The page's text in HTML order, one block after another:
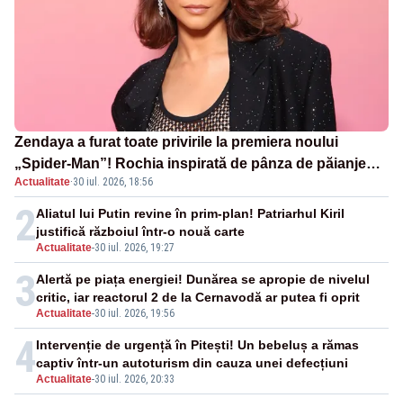
Zendaya a furat toate privirile la premiera noului
„Spider-Man”! Rochia inspirată de pânza de păianjen a
făcut senzație
Actualitate·30 iul. 2026, 18:56
2Actualitate-30 iul. 2026, 19:27
Aliatul lui Putin revine în prim-plan! Patriarhul Kiril
justifică războiul într-o nouă carte
3Actualitate-30 iul. 2026, 19:56
Alertă pe piața energiei! Dunărea se apropie de nivelul
critic, iar reactorul 2 de la Cernavodă ar putea fi oprit
4Actualitate-30 iul. 2026, 20:33
Intervenție de urgență în Pitești! Un bebeluș a rămas
captiv într-un autoturism din cauza unei defecțiuni